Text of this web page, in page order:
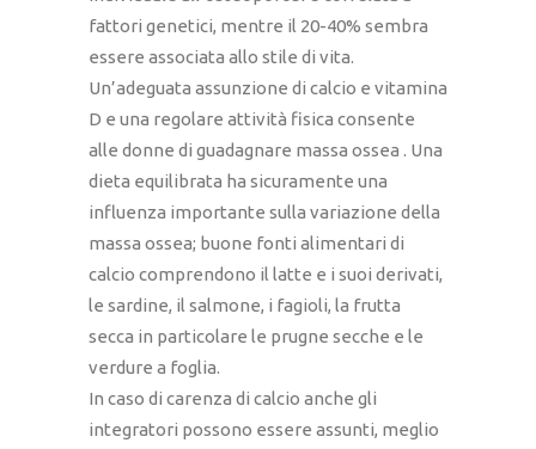
fattori genetici, mentre il 20-40% sembra
essere associata allo stile di vita.
Un’adeguata assunzione di calcio e vitamina
D e una regolare attività fisica consente
alle donne di guadagnare massa ossea . Una
dieta equilibrata ha sicuramente una
influenza importante sulla variazione della
massa ossea; buone fonti alimentari di
calcio comprendono il latte e i suoi derivati,
le sardine, il salmone, i fagioli, la frutta
secca in particolare le prugne secche e le
verdure a foglia.
In caso di carenza di calcio anche gli
integratori possono essere assunti, meglio